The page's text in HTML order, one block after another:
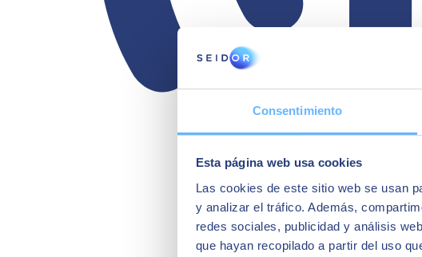
Consentimiento
Esta página web usa cookies
Las cookies de este sitio web se usan
y analizar el tráfico. Además,
redes sociales, publicidad y análisis
que hayan recopilado a partir del uso